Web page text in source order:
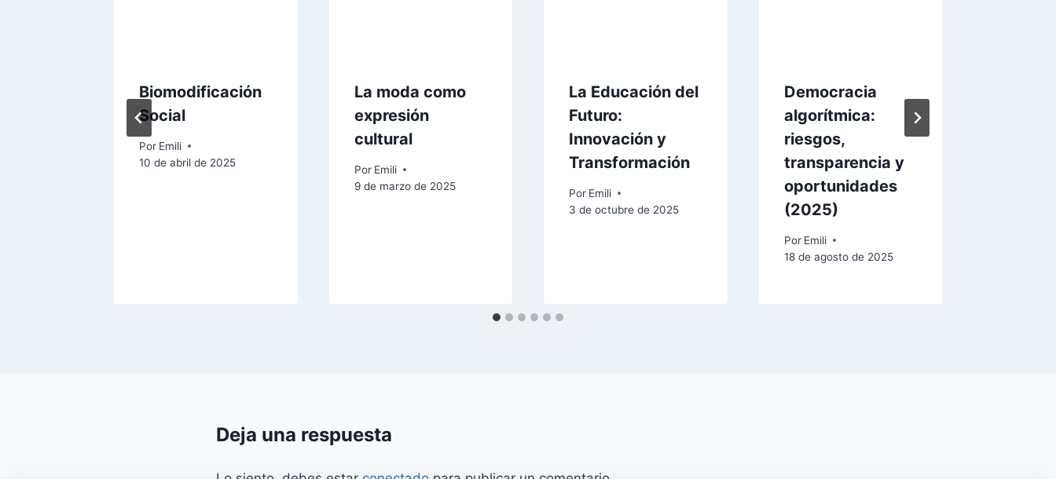
Biomodificación
Social
Por Emili
10 de abril de 2025
La moda como
expresión
cultural
Por Emili
9 de marzo de 2025
La Educación del
Futuro:
Innovación y
Transformación
Por Emili
3 de octubre de 2025
Democracia
algorítmica:
riesgos,
transparencia y
oportunidades
(2025)
Por Emili
18 de agosto de 2025
Deja una respuesta